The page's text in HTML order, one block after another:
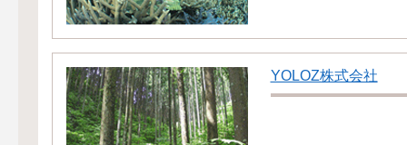
YOLOZ株式会社